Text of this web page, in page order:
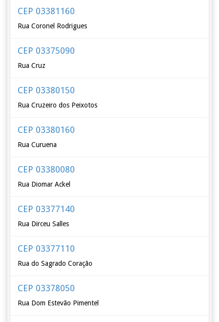
CEP 03381160
Rua Coronel Rodrigues
CEP 03375090
Rua Cruz
CEP 03380150
Rua Cruzeiro dos Peixotos
CEP 03380160
Rua Curuena
CEP 03380080
Rua Diomar Ackel
CEP 03377140
Rua Dirceu Salles
CEP 03377110
Rua do Sagrado Coração
CEP 03378050
Rua Dom Estevão Pimentel